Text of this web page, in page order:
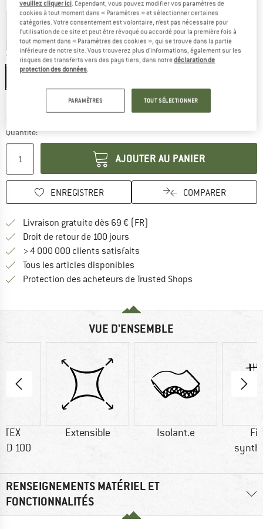
Couleur:Navy / Multicolor
-60 % -60 %
Taille:47-49 cm
47-49 cm
Quantité:
AJOUTER AU PANIER
ENREGISTRER COMPARER
Livraison gratuite dès 69 € (FR)
Droit de retour de 100 jours
> 4 000 000 clients satisfaits
Tous les articles disponibles
Protection des acheteurs de Trusted Shops
VUE D'ENSEMBLE
TEX
100
Extensible Isolant.e
RENSEIGNEMENTS MATÉRIEL ET
FONCTIONNALITÉS
veuillez cliquer ici. Cependant, vous pouvez modifier vos paramètres de
cookies à tout moment dans « Paramètres » et sélectionner certaines
catégories. Votre consentement est volontaire, n’est pas nécessaire pour
l’utilisation de ce site et peut être révoqué ou accordé pour la première fois à
tout moment dans « Paramètres des cookies », qui se trouve dans la partie
inférieure de notre site. Vous trouverez plus d'informations, également sur les
risques des transferts vers des pays tiers, dans notredéclaration de
protection des données.
PARAMÈTRES TOUT SÉLECTIONNER